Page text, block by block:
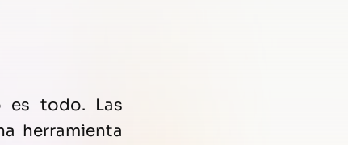
es todo. Las
herramienta